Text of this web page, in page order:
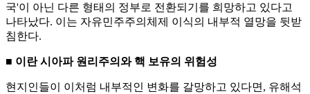
국'이 아닌 다른 형태의 정부로 전환되기를 희망하고 있다고
나타났다. 이는 자유민주주의체제 이식의 내부적 열망을 뒷받
침한다.
■ 이란 시아파 원리주의와 핵 보유의 위험성
현지인들이 이처럼 내부적인 변화를 갈망하고 있다면, 유해석